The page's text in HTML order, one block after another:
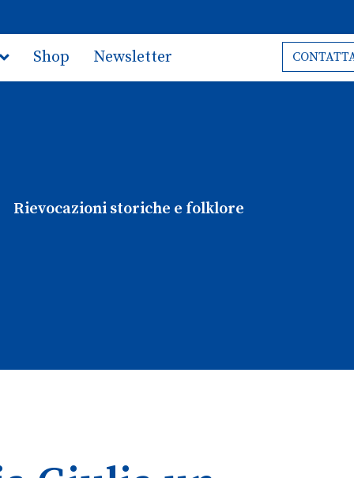
Shop Newsletter
Rievocazioni storiche e folklore